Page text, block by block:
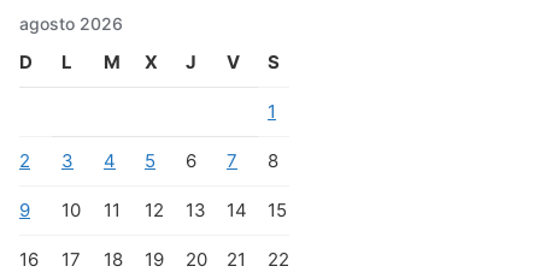
agosto 2026
D L M X J V S
1
2 3 4 5 6 7 8
9 10 11 12 13 14 15
16 17 18 19 20 21 22